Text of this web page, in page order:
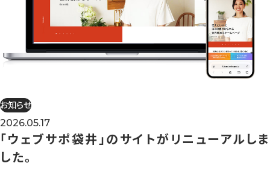
お知らせ
2026.05.17
「ウェブサポ袋井」のサイトがリニューアルしま
した。